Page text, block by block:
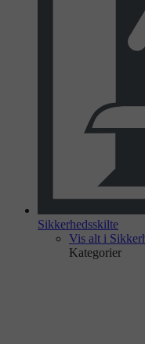
Sikkerhedsskilte
Vis alt i
Kategorier